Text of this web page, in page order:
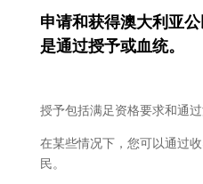
申请和获得澳大利亚
是通过授予或血统。
授予包括满足资格要求和通过
在某些情况下，您可以通过
民。